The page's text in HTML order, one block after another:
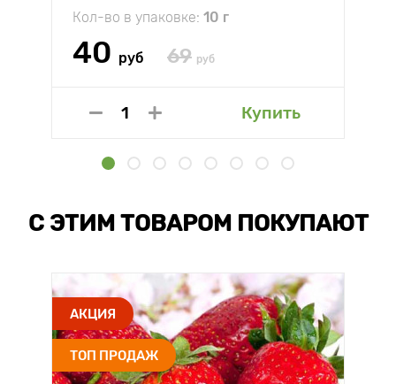
Кол-во в упаковке: 10 г
40 руб 69 руб
Купить
С ЭТИМ ТОВАРОМ ПОКУПАЮТ
АКЦИЯ
ТОП ПРОДАЖ